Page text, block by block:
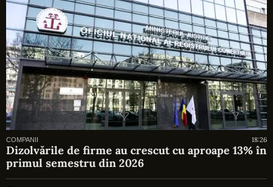
COMPANII 18:26
Dizolvările de firme au crescut cu aproape 13% în
primul semestru din 2026